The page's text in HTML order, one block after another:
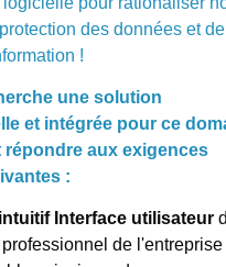
des données et de
!
une solution
et intégrée pour ce
aux exigences
:
intuitif Interface utilisateur
professionnel de